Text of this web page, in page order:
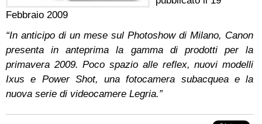
Febbraio 2009
“In anticipo di un mese sul Photoshow di Milano, Canon
presenta in anteprima la gamma di prodotti per la
primavera 2009. Poco spazio alle reflex, nuovi modelli
Ixus e Power Shot, una fotocamera subacquea e la
nuova serie di videocamere Legria.”